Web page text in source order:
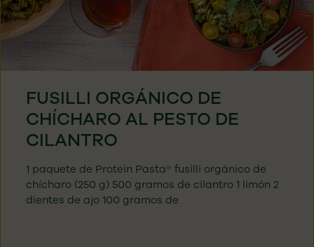
FUSILLI ORGÁNICO DE
CHÍCHARO AL PESTO DE
CILANTRO
1 paquete de Protein Pasta® fusilli orgánico de
chícharo (250 g) 500 gramos de cilantro 1 limón 2
dientes de ajo 100 gramos de